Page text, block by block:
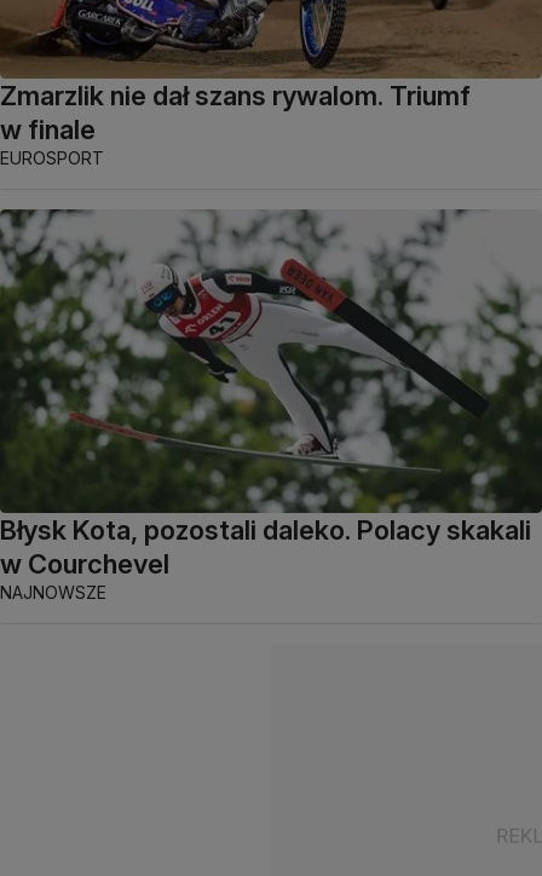
Zmarzlik nie dał szans rywalom. Triumf
w finale
EUROSPORT
Błysk Kota, pozostali daleko. Polacy skakali
w Courchevel
NAJNOWSZE